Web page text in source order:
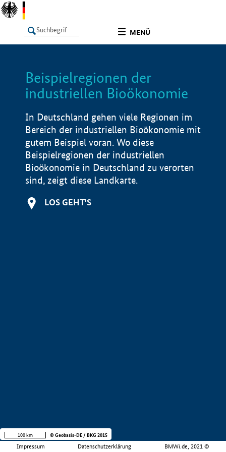
MENÜ
LISTE
Beispielregionen der
industriellen Bioökonomie
In Deutschland gehen viele Regionen im
Bereich der industriellen Bioökonomie mit
gutem Beispiel voran. Wo diese
Beispielregionen der industriellen
Bioökonomie in Deutschland zu verorten
sind, zeigt diese Landkarte.
LOS GEHT'S
Impressum Datenschutzerklärung BMWi.de, 2021 ©
100 km © Geobasis-DE / BKG 2015